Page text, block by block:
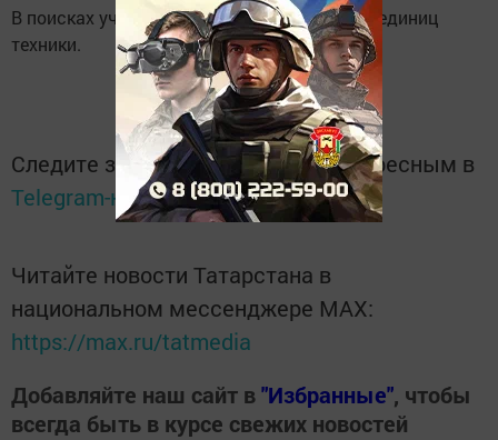
В поисках участвовали 13 человек и шесть единиц
техники.
Следите за самым важным и интересным в
Telegram-канале Татмедиа
Читайте новости Татарстана в
национальном мессенджере MАХ:
https://max.ru/tatmedia
Добавляйте наш сайт в"Избранные", чтобы
всегда быть в курсе свежих новостей